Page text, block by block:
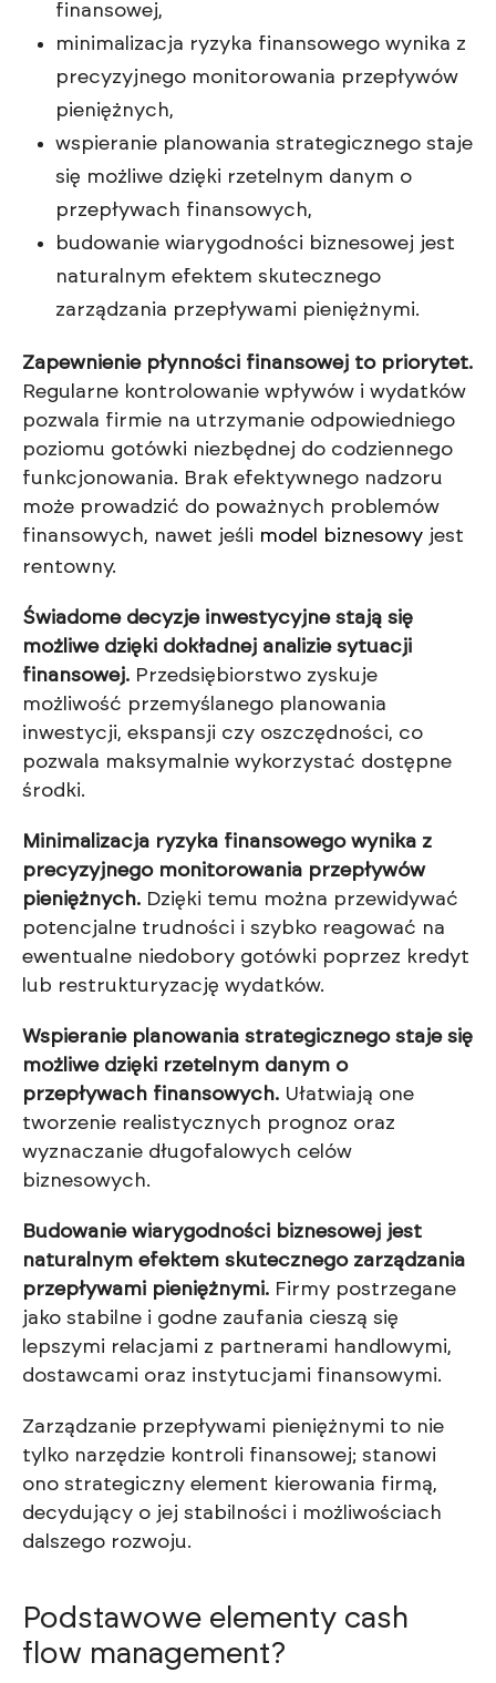
finansowej,
minimalizacja ryzyka finansowego wynika z
precyzyjnego monitorowania przepływów
pieniężnych,
wspieranie planowania strategicznego staje
się możliwe dzięki rzetelnym danym o
przepływach finansowych,
budowanie wiarygodności biznesowej jest
naturalnym efektem skutecznego
zarządzania przepływami pieniężnymi.
Zapewnienie płynności finansowej to priorytet.
Regularne kontrolowanie wpływów i wydatków
pozwala firmie na utrzymanie odpowiedniego
poziomu gotówki niezbędnej do codziennego
funkcjonowania. Brak efektywnego nadzoru
może prowadzić do poważnych problemów
finansowych, nawet jeśli model biznesowy jest
rentowny.
Świadome decyzje inwestycyjne stają się
możliwe dzięki dokładnej analizie sytuacji
finansowej. Przedsiębiorstwo zyskuje
możliwość przemyślanego planowania
inwestycji, ekspansji czy oszczędności, co
pozwala maksymalnie wykorzystać dostępne
środki.
Minimalizacja ryzyka finansowego wynika z
precyzyjnego monitorowania przepływów
pieniężnych. Dzięki temu można przewidywać
potencjalne trudności i szybko reagować na
ewentualne niedobory gotówki poprzez kredyt
lub restrukturyzację wydatków.
Wspieranie planowania strategicznego staje się
możliwe dzięki rzetelnym danym o
przepływach finansowych. Ułatwiają one
tworzenie realistycznych prognoz oraz
wyznaczanie długofalowych celów
biznesowych.
Budowanie wiarygodności biznesowej jest
naturalnym efektem skutecznego zarządzania
przepływami pieniężnymi. Firmy postrzegane
jako stabilne i godne zaufania cieszą się
lepszymi relacjami z partnerami handlowymi,
dostawcami oraz instytucjami finansowymi.
Zarządzanie przepływami pieniężnymi to nie
tylko narzędzie kontroli finansowej; stanowi
ono strategiczny element kierowania firmą,
decydujący o jej stabilności i możliwościach
dalszego rozwoju.
Podstawowe elementy cash
flow management?